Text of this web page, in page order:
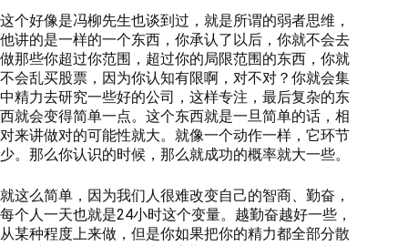
这个好像是冯柳先生也谈到过，就是所谓的弱者思维，
他讲的是一样的一个东西，你承认了以后，你就不会去
做那些你超过你范围，超过你的局限范围的东西，你就
不会乱买股票，因为你认知有限啊，对不对？你就会集
中精力去研究一些好的公司，这样专注，最后复杂的东
西就会变得简单一点。这个东西就是一旦简单的话，相
对来讲做对的可能性就大。就像一个动作一样，它环节
少。那么你认识的时候，那么就成功的概率就大一些。
就这么简单，因为我们人很难改变自己的智商、勤奋，
每个人一天也就是24小时这个变量。越勤奋越好一些，
从某种程度上来做，但是你如果把你的精力都全部分散